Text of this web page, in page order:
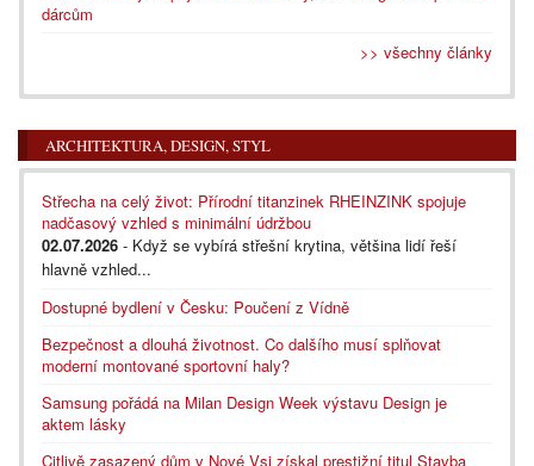
dárcům
>> všechny články
ARCHITEKTURA, DESIGN, STYL
Střecha na celý život: Přírodní titanzinek RHEINZINK spojuje
nadčasový vzhled s minimální údržbou
02.07.2026 - Když se vybírá střešní krytina, většina lidí řeší
hlavně vzhled...
Dostupné bydlení v Česku: Poučení z Vídně
Bezpečnost a dlouhá životnost. Co dalšího musí splňovat
moderní montované sportovní haly?
Samsung pořádá na Milan Design Week výstavu Design je
aktem lásky
Citlivě zasazený dům v Nové Vsi získal prestižní titul Stavba